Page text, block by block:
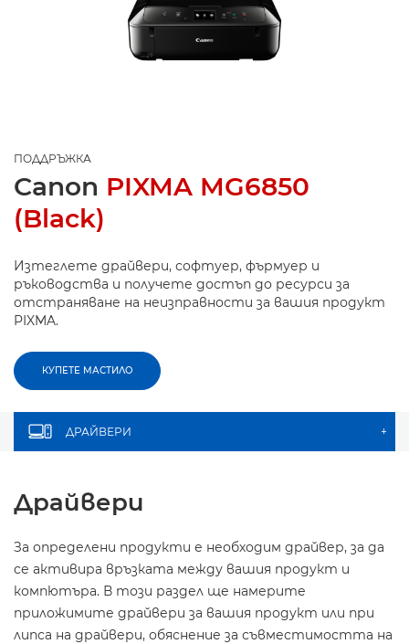
ПОДДРЪЖКА
Canon PIXMA MG6850
(Black)
Изтеглете драйвери, софтуер, фърмуер и
ръководства и получете достъп до ресурси за
отстраняване на неизправности за вашия продукт
PIXMA.
КУПЕТЕ МАСТИЛО
ДРАЙВЕРИ +
Драйвери
За определени продукти е необходим драйвер, за да
се активира връзката между вашия продукт и
компютъра. В този раздел ще намерите
приложимите драйвери за вашия продукт или при
липса на драйвери, обяснение за съвместимостта на